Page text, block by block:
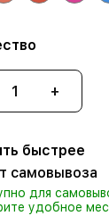
+
быстрее
самовывоза
для
удобное